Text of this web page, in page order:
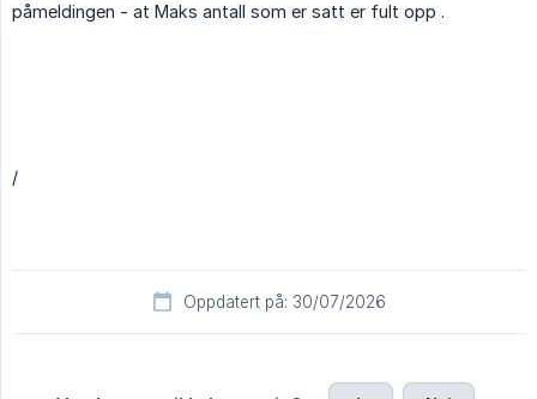
påmeldingen - at Maks antall som er satt er fult opp .
/
Oppdatert på: 30/07/2026